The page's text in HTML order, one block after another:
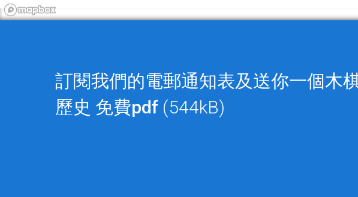
訂閱我們的電郵通知表及送你一個木
歷史 免費pdf (544kB)